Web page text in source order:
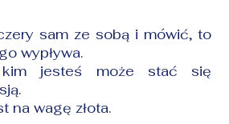
sam ze sobą i mówić, to
wypływa.
kim jesteś może stać się
na wagę złota.